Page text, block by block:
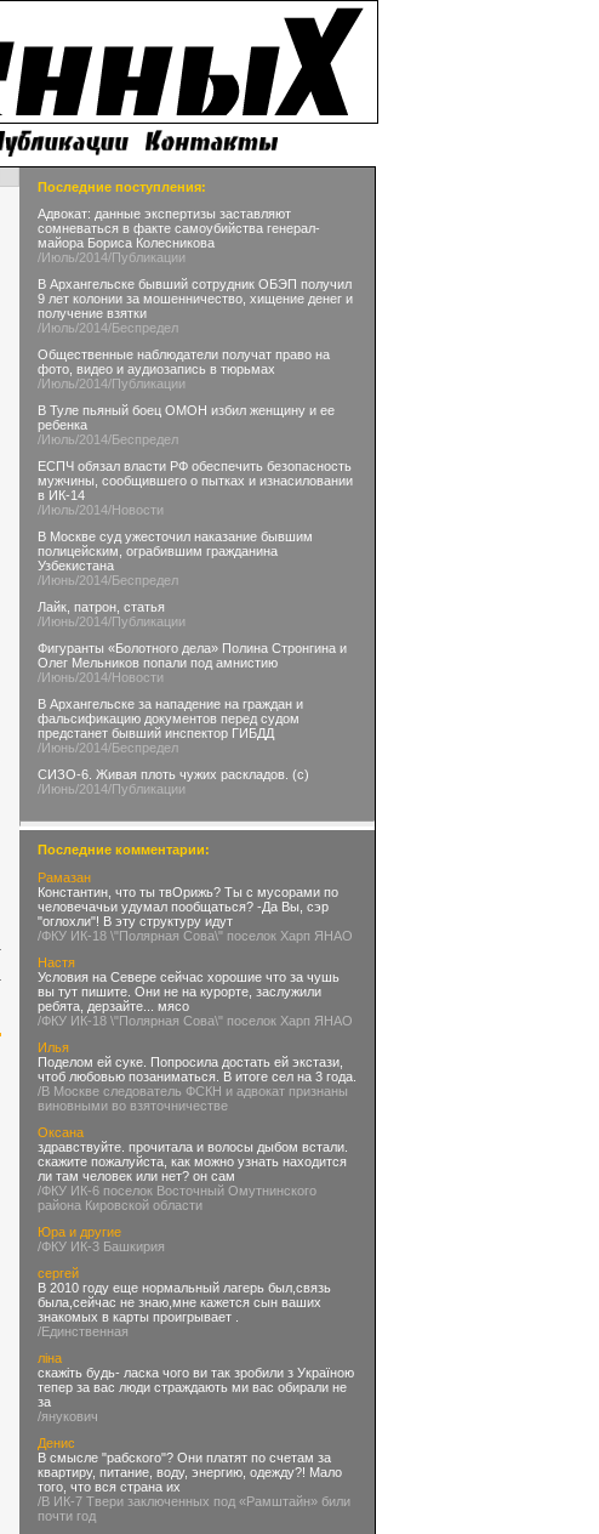
Последние поступления:
Адвокат: данные экспертизы заставляют
сомневаться в факте самоубийства генерал-
майора Бориса Колесникова
/Июль/2014/Публикации
В Архангельске бывший сотрудник ОБЭП получил
9 лет колонии за мошенничество, хищение денег и
получение взятки
/Июль/2014/Беспредел
Общественные наблюдатели получат право на
фото, видео и аудиозапись в тюрьмах
/Июль/2014/Публикации
В Туле пьяный боец ОМОН избил женщину и ее
ребенка
/Июль/2014/Беспредел
ЕСПЧ обязал власти РФ обеспечить безопасность
мужчины, сообщившего о пытках и изнасиловании
в ИК-14
/Июль/2014/Новости
В Москве суд ужесточил наказание бывшим
полицейским, ограбившим гражданина
Узбекистана
/Июнь/2014/Беспредел
Лайк, патрон, статья
/Июнь/2014/Публикации
Фигуранты «Болотного дела» Полина Стронгина и
Олег Мельников попали под амнистию
/Июнь/2014/Новости
В Архангельске за нападение на граждан и
фальсификацию документов перед судом
предстанет бывший инспектор ГИБДД
/Июнь/2014/Беспредел
СИЗО-6. Живая плоть чужих раскладов. (с)
/Июнь/2014/Публикации
Последние комментарии:
Рамазан
Константин, что ты твОрижь? Ты с мусорами по
человечачьи удумал пообщаться? -Да Вы, сэр
"оглохли"! В эту структуру идут
/ФКУ ИК-18 \"Полярная Сова\" поселок Харп ЯНАО
Настя
Условия на Севере сейчас хорошие что за чушь
вы тут пишите. Они не на курорте, заслужили
ребята, дерзайте... мясо
/ФКУ ИК-18 \"Полярная Сова\" поселок Харп ЯНАО
Илья
Поделом ей суке. Попросила достать ей экстази,
чтоб любовью позаниматься. В итоге сел на 3 года.
/В Москве следователь ФСКН и адвокат признаны
виновными во взяточничестве
Оксана
здравствуйте. прочитала и волосы дыбом встали.
скажите пожалуйста, как можно узнать находится
ли там человек или нет? он сам
/ФКУ ИК-6 поселок Восточный Омутнинского
района Кировской области
Юра и другие
/ФКУ ИК-3 Башкирия
сергей
В 2010 году еще нормальный лагерь был,связь
была,сейчас не знаю,мне кажется сын ваших
знакомых в карты проигрывает .
/Единственная
ліна
скажіть будь- ласка чого ви так зробили з Україною
тепер за вас люди страждають ми вас обирали не
за
/янукович
Денис
В смысле "рабского"? Они платят по счетам за
квартиру, питание, воду, энергию, одежду?! Мало
того, что вся страна их
/В ИК-7 Твери заключенных под «Рамштайн» били
почти год